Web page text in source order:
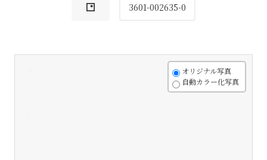
3601-002635-0
オリジナル写真
自動カラー化写真